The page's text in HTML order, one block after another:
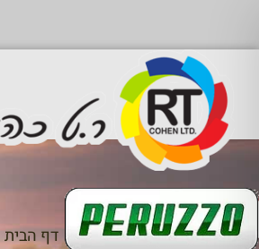
דף הבית